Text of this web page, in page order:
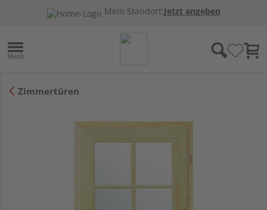
Mein Standort:Jetzt angeben
Zimmertüren